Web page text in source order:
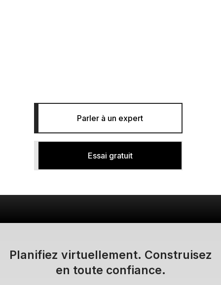
Parler à un expert
Essai gratuit
Planifiez virtuellement. Construisez
en toute confiance.